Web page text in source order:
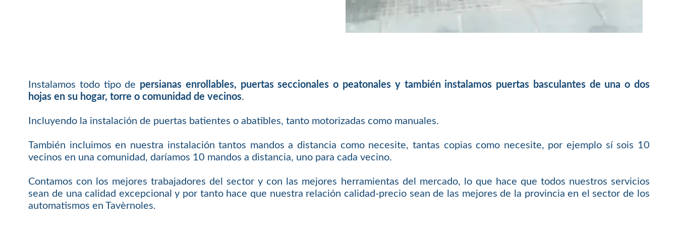
Instalamos todo tipo de persianas enrollables, puertas seccionales o peatonales y también instalamos puertas basculantes de una o dos
hojas en su hogar, torre o comunidad de vecinos.
Incluyendo la instalación de puertas batientes o abatibles, tanto motorizadas como manuales.
También incluimos en nuestra instalación tantos mandos a distancia como necesite, tantas copias como necesite, por ejemplo sí sois 10
vecinos en una comunidad, daríamos 10 mandos a distancia, uno para cada vecino.
Contamos con los mejores trabajadores del sector y con las mejores herramientas del mercado, lo que hace que todos nuestros servicios
sean de una calidad excepcional y por tanto hace que nuestra relación calidad-precio sean de las mejores de la provincia en el sector de los
automatismos en Tavèrnoles.